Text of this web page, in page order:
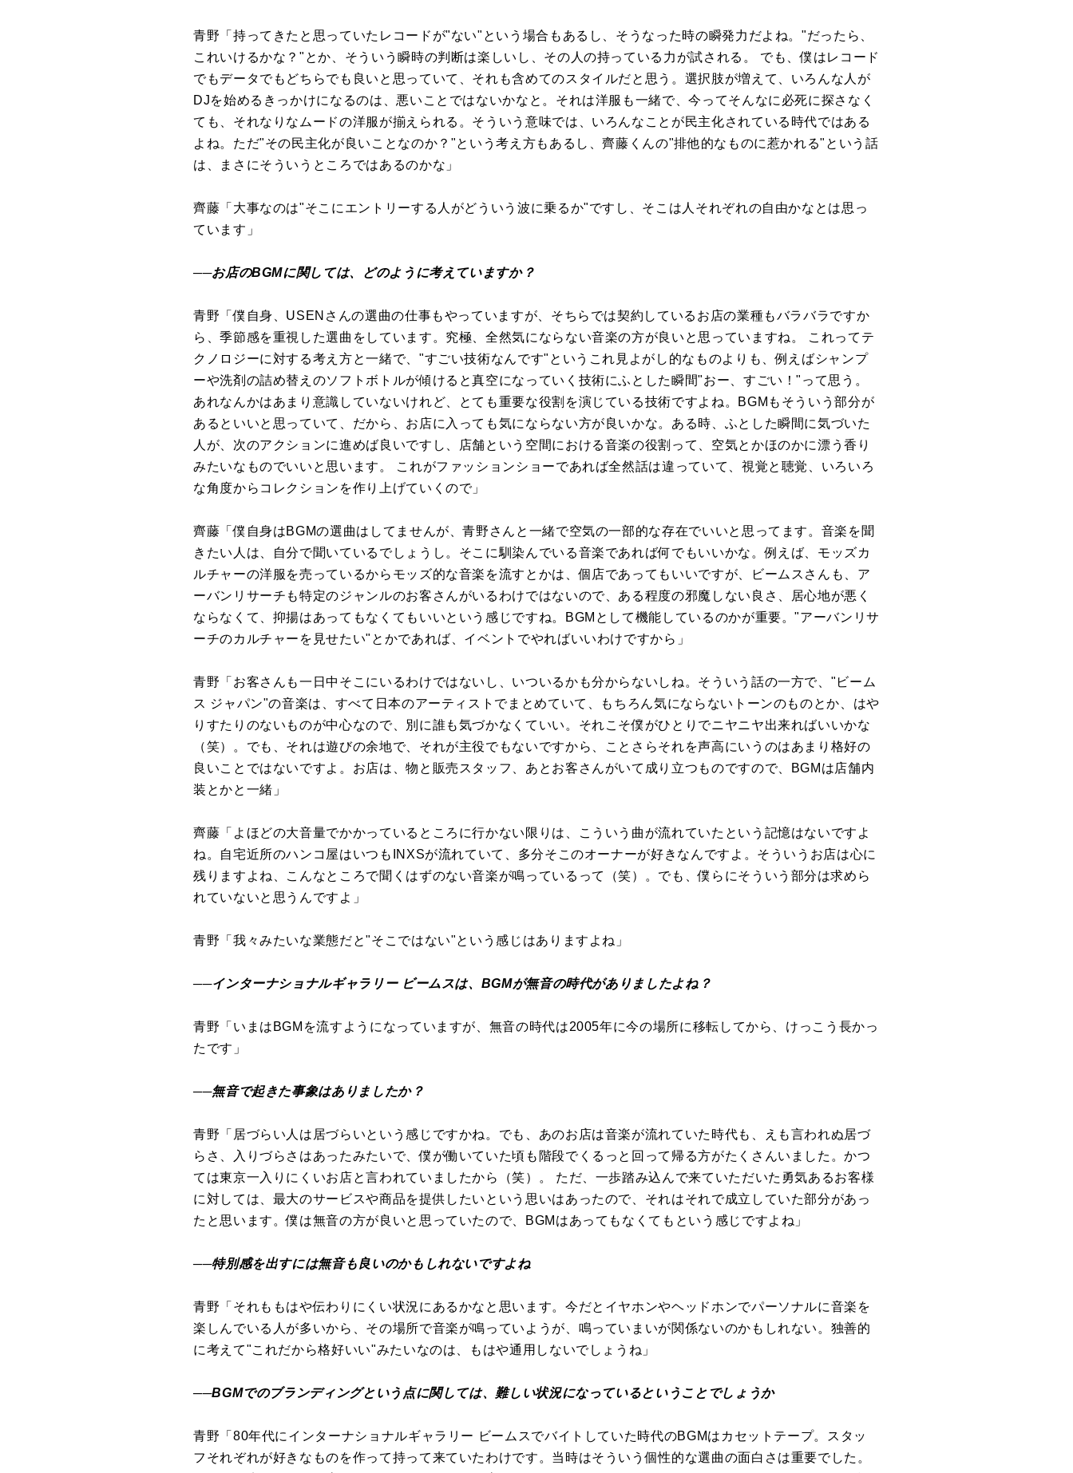
青野「持ってきたと思っていたレコードが"ない"という場合もあるし、そうなった時の瞬発力だよね。"だったら、
これいけるかな？"とか、そういう瞬時の判断は楽しいし、その人の持っている力が試される。 でも、僕はレコード
でもデータでもどちらでも良いと思っていて、それも含めてのスタイルだと思う。選択肢が増えて、いろんな人が
DJを始めるきっかけになるのは、悪いことではないかなと。それは洋服も一緒で、今ってそんなに必死に探さなく
ても、それなりなムードの洋服が揃えられる。そういう意味では、いろんなことが民主化されている時代ではある
よね。ただ"その民主化が良いことなのか？"という考え方もあるし、齊藤くんの"排他的なものに惹かれる"という話
は、まさにそういうところではあるのかな」
齊藤「大事なのは"そこにエントリーする人がどういう波に乗るか"ですし、そこは人それぞれの自由かなとは思っ
ています」
──お店のBGMに関しては、どのように考えていますか？
青野「僕自身、USENさんの選曲の仕事もやっていますが、そちらでは契約しているお店の業種もバラバラですか
ら、季節感を重視した選曲をしています。究極、全然気にならない音楽の方が良いと思っていますね。 これってテ
クノロジーに対する考え方と一緒で、"すごい技術なんです"というこれ見よがし的なものよりも、例えばシャンプ
ーや洗剤の詰め替えのソフトボトルが傾けると真空になっていく技術にふとした瞬間"おー、すごい！"って思う。
あれなんかはあまり意識していないけれど、とても重要な役割を演じている技術ですよね。BGMもそういう部分が
あるといいと思っていて、だから、お店に入っても気にならない方が良いかな。ある時、ふとした瞬間に気づいた
人が、次のアクションに進めば良いですし、店舗という空間における音楽の役割って、空気とかほのかに漂う香り
みたいなものでいいと思います。 これがファッションショーであれば全然話は違っていて、視覚と聴覚、いろいろ
な角度からコレクションを作り上げていくので」
齊藤「僕自身はBGMの選曲はしてませんが、青野さんと一緒で空気の一部的な存在でいいと思ってます。音楽を聞
きたい人は、自分で聞いているでしょうし。そこに馴染んでいる音楽であれば何でもいいかな。例えば、モッズカ
ルチャーの洋服を売っているからモッズ的な音楽を流すとかは、個店であってもいいですが、ビームスさんも、ア
ーバンリサーチも特定のジャンルのお客さんがいるわけではないので、ある程度の邪魔しない良さ、居心地が悪く
ならなくて、抑揚はあってもなくてもいいという感じですね。BGMとして機能しているのかが重要。"アーバンリサ
ーチのカルチャーを見せたい"とかであれば、イベントでやればいいわけですから」
青野「お客さんも一日中そこにいるわけではないし、いついるかも分からないしね。そういう話の一方で、"ビーム
ス ジャパン"の音楽は、すべて日本のアーティストでまとめていて、もちろん気にならないトーンのものとか、はや
りすたりのないものが中心なので、別に誰も気づかなくていい。それこそ僕がひとりでニヤニヤ出来ればいいかな
（笑）。でも、それは遊びの余地で、それが主役でもないですから、ことさらそれを声高にいうのはあまり格好の
良いことではないですよ。お店は、物と販売スタッフ、あとお客さんがいて成り立つものですので、BGMは店舗内
装とかと一緒」
齊藤「よほどの大音量でかかっているところに行かない限りは、こういう曲が流れていたという記憶はないですよ
ね。自宅近所のハンコ屋はいつもINXSが流れていて、多分そこのオーナーが好きなんですよ。そういうお店は心に
残りますよね、こんなところで聞くはずのない音楽が鳴っているって（笑）。でも、僕らにそういう部分は求めら
れていないと思うんですよ」
青野「我々みたいな業態だと"そこではない"という感じはありますよね」
──インターナショナルギャラリー ビームスは、BGMが無音の時代がありましたよね？
青野「いまはBGMを流すようになっていますが、無音の時代は2005年に今の場所に移転してから、けっこう長かっ
たです」
──無音で起きた事象はありましたか？
青野「居づらい人は居づらいという感じですかね。でも、あのお店は音楽が流れていた時代も、えも言われぬ居づ
らさ、入りづらさはあったみたいで、僕が働いていた頃も階段でくるっと回って帰る方がたくさんいました。かつ
ては東京一入りにくいお店と言われていましたから（笑）。 ただ、一歩踏み込んで来ていただいた勇気あるお客様
に対しては、最大のサービスや商品を提供したいという思いはあったので、それはそれで成立していた部分があっ
たと思います。僕は無音の方が良いと思っていたので、BGMはあってもなくてもという感じですよね」
──特別感を出すには無音も良いのかもしれないですよね
青野「それももはや伝わりにくい状況にあるかなと思います。今だとイヤホンやヘッドホンでパーソナルに音楽を
楽しんでいる人が多いから、その場所で音楽が鳴っていようが、鳴っていまいが関係ないのかもしれない。独善的
に考えて"これだから格好いい"みたいなのは、もはや通用しないでしょうね」
──BGMでのブランディングという点に関しては、難しい状況になっているということでしょうか
青野「80年代にインターナショナルギャラリー ビームスでバイトしていた時代のBGMはカセットテープ。スタッ
フそれぞれが好きなものを作って持って来ていたわけです。当時はそういう個性的な選曲の面白さは重要でした。